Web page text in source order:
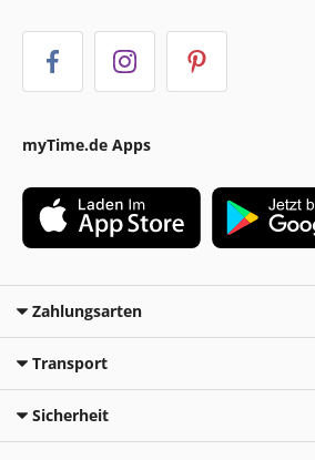
myTime.de Apps
Zahlungsarten
Transport
Sicherheit